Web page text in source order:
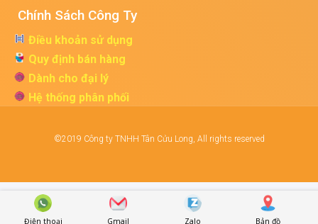
Chính Sách Công Ty
Điều khoản sử dụng
Quy định bán hàng
Dành cho đại lý
Hệ thống phân phối
Điện thoại Gmail Zalo Bản đồ
©2019 Công ty TNHH Tân Cửu Long, All rights reserved